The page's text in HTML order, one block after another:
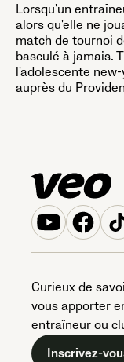
Lorsqu'un
alors qu'elle ne
match de tournoi
basculé à jamais.
l'adolescente
auprès du
Curieux de
vous apporter
entraîneur ou
Inscrivez-